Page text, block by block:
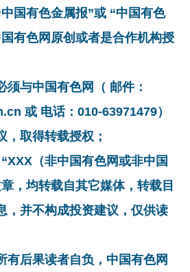
国有色金属报”或 “中国有色
有色网原创或者是合作机构授
须与中国有色网（ 邮件：
或 电话：010-63971479）
，取得转载授权；
（非中国有色网或非中国
，均转载自其它媒体，转载目
，并不构成投资建议，仅供读
有后果读者自负，中国有色网